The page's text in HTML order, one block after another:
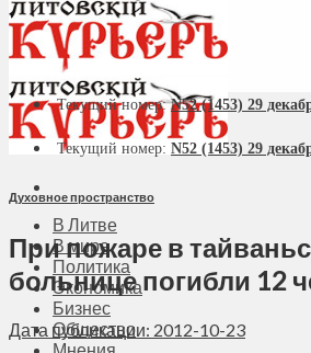
В Литве
В мире
Политика
Экономика
Бизнес
Общество
Текущий номер:N52 (1453) 29
Текущий номер: N52 (1453) 29
Духовное пространство
При пожаре в
больнице погибли 12
Дата публикации: 2012-10-23